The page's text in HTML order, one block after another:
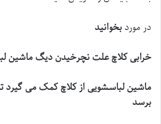
در موردبخوانید
خرابی کلاچ علت نچرخیدن دیگ ماشین
ماشین لباسشویی از کلاچ کمک می
برسد